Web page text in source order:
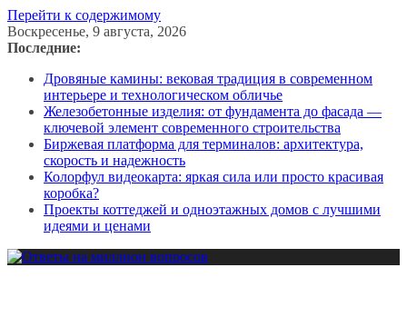
Перейти к содержимому
Воскресенье, 9 августа, 2026
Последние:
Дровяные камины: вековая традиция в современном
интерьере и технологическом обличье
Железобетонные изделия: от фундамента до фасада —
ключевой элемент современного строительства
Биржевая платформа для терминалов: архитектура,
скорость и надежность
Колорфул видеокарта: яркая сила или просто красивая
коробка?
Проекты коттеджей и одноэтажных домов с лучшими
идеями и ценами